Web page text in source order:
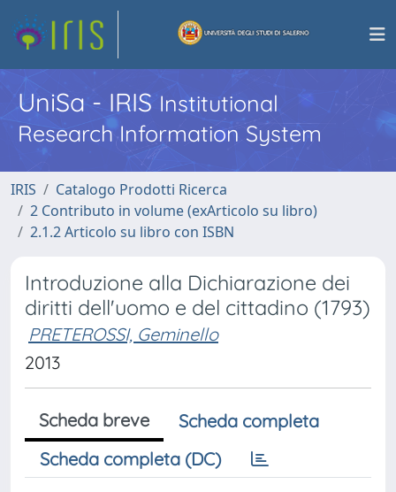
UniSa - IRISInstitutional
Research Information System
IRIS
Catalogo Prodotti Ricerca
2 Contributo in volume (exArticolo su libro)
2.1.2 Articolo su libro con ISBN
Introduzione alla Dichiarazione dei
diritti dell'uomo e del cittadino (1793)
PRETEROSSI, Geminello
2013
Scheda breve
Scheda completa
Scheda completa (DC)